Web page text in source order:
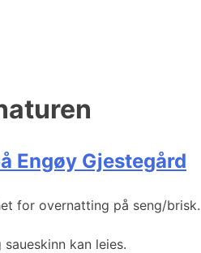
Engøy Gjestegård
for overnatting på seng/
kan leies.